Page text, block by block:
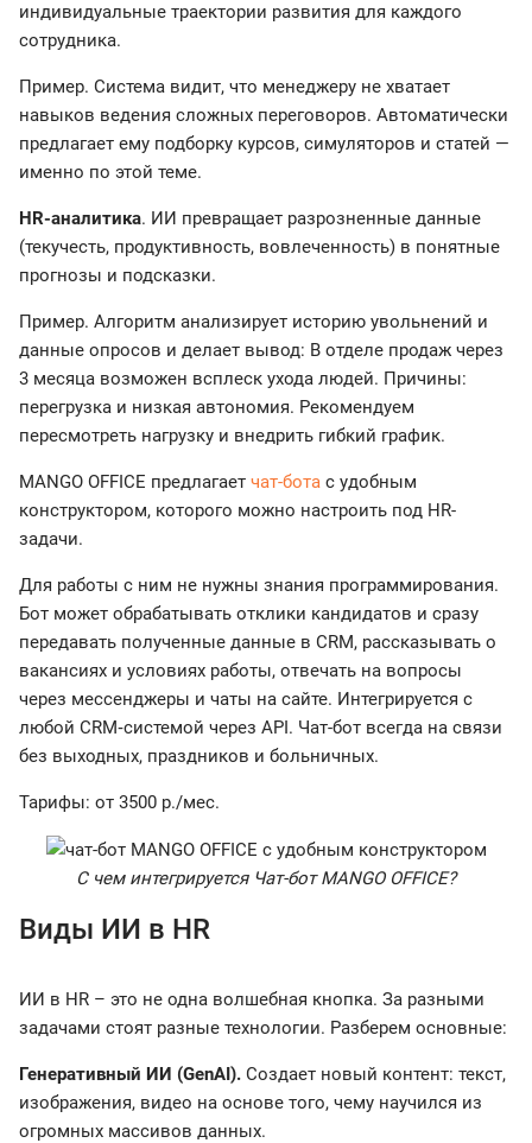
индивидуальные траектории развития для каждого
сотрудника.
Пример. Система видит, что менеджеру не хватает
навыков ведения сложных переговоров. Автоматически
предлагает ему подборку курсов, симуляторов и статей —
именно по этой теме.
HR-аналитика. ИИ превращает разрозненные данные
(текучесть, продуктивность, вовлеченность) в понятные
прогнозы и подсказки.
Пример. Алгоритм анализирует историю увольнений и
данные опросов и делает вывод: В отделе продаж через
3 месяца возможен всплеск ухода людей. Причины:
перегрузка и низкая автономия. Рекомендуем
пересмотреть нагрузку и внедрить гибкий график.
MANGO OFFICE предлагает чат-бота с удобным
конструктором, которого можно настроить под HR-
задачи.
Для работы с ним не нужны знания программирования.
Бот может обрабатывать отклики кандидатов и сразу
передавать полученные данные в CRM, рассказывать о
вакансиях и условиях работы, отвечать на вопросы
через мессенджеры и чаты на сайте. Интегрируется с
любой CRM‑системой через API. Чат-бот всегда на связи
без выходных, праздников и больничных.
Тарифы: от 3500 р./мес.
С чем интегрируется Чат-бот MANGO OFFICE?
Виды ИИ в HR
ИИ в HR – это не одна волшебная кнопка. За разными
задачами стоят разные технологии. Разберем основные:
Генеративный ИИ (GenAI). Создает новый контент: текст,
изображения, видео на основе того, чему научился из
огромных массивов данных.